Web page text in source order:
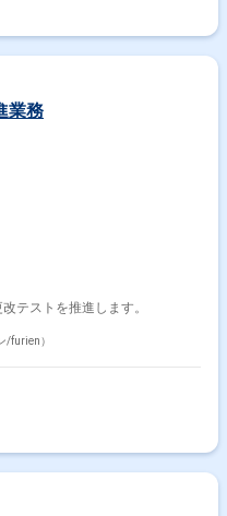
業務
テストを推進します。
/furien）